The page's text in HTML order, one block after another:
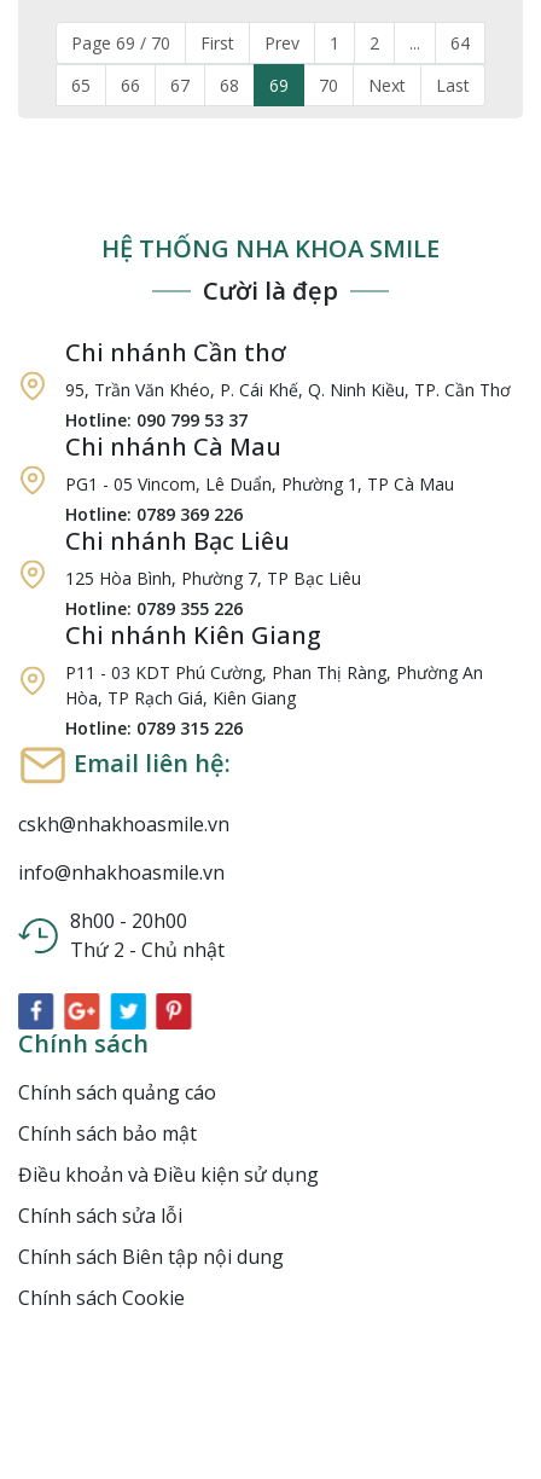
Page 69 / 70 First Prev 1 2 ...
64
65
66 67 68 69 70 Next Last
HỆ THỐNG NHA KHOA SMILE
Cười là đẹp
Chi nhánh Cần thơ
95, Trần Văn Khéo, P. Cái Khế, Q. Ninh Kiều, TP. Cần Thơ
Hotline: 090 799 53 37
Chi nhánh Cà Mau
PG1 - 05 Vincom, Lê Duẩn, Phường 1, TP Cà Mau
Hotline: 0789 369 226
Chi nhánh Bạc Liêu
125 Hòa Bình, Phường 7, TP Bạc Liêu
Hotline: 0789 355 226
Chi nhánh Kiên Giang
P11 - 03 KDT Phú Cường, Phan Thị Ràng, Phường An
Hòa, TP Rạch Giá, Kiên Giang
Hotline: 0789 315 226
Email liên hệ:
cskh@nhakhoasmile.vn
info@nhakhoasmile.vn
8h00 - 20h00
Thứ 2 - Chủ nhật
Chính sách
Chính sách quảng cáo
Chính sách bảo mật
Điều khoản và Điều kiện sử dụng
Chính sách sửa lỗi
Chính sách Biên tập nội dung
Chính sách Cookie